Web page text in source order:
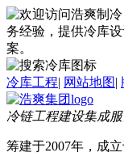
务经验，提供冷库
案。
冷库工程| 网站地图|
冷链工程建设集成
筹建于2007年，成立